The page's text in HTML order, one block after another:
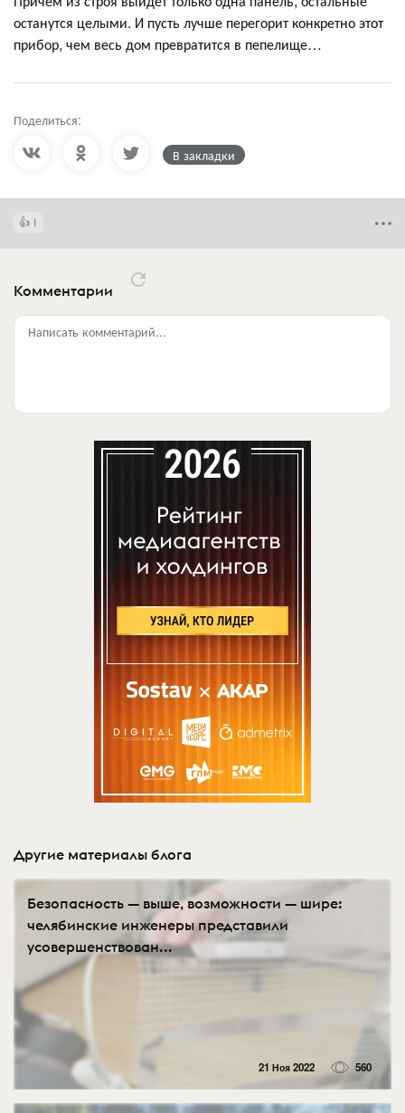
останутся целыми. И пусть лучше перегорит конкретно этот
прибор, чем весь дом превратится в пепелище…
Поделиться:
В закладки
1
Комментарии
Написать комментарий...
Другие материалы блога
Безопасность — выше, возможности — шире:
челябинские инженеры представили
усовершенствован...
21 Ноя 2022 560